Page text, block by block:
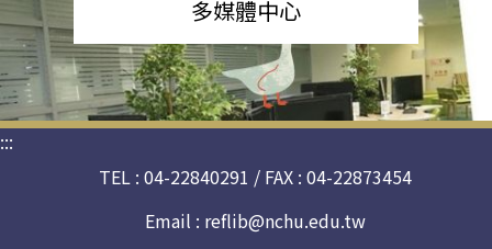
多媒體中心
:::
TEL : 04-22840291 / FAX : 04-22873454
Email : reflib@nchu.edu.tw